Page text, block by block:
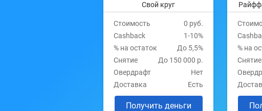
Свой круг
Стоимость
0 руб.
Cashback
1-10%
% на остаток
До 5,5%
Снятие
До 150 000 р.
Овердрафт
Нет
Доставка
Есть
Получить деньги
% на
Снятие